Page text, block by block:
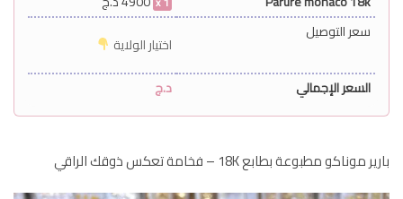
سعر التوصيل
اختيار الولاية
السعر الإجمالي
د.ج
بارير موناكو مطبوعة بطابع 18K – فخامة تعكس ذوقك الراقي